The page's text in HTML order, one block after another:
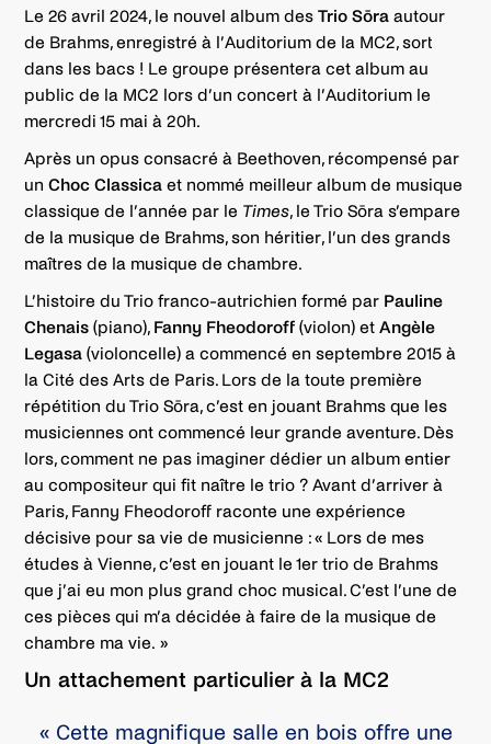
Le 26 avril 2024, le nouvel album desTrio Sōra autour
de Brahms, enregistré à l’Auditorium de la MC2, sort
dans les bacs ! Le groupe présentera cet album au
public de la MC2 lors d’un concert à l’Auditorium le
mercredi 15 mai à 20h.
Après un opus consacré à Beethoven, récompensé par
unChoc Classicaet nommé meilleur album de musique
classique de l’année par le Times, le Trio Sōra s’empare
de la musique de Brahms, son héritier, l’un des grands
maîtres de la musique de chambre.
L’histoire du Trio franco-autrichien formé par Pauline
Chenais (piano), Fanny Fheodoroff (violon) etAngèle
Legasa (violoncelle) a commencé en septembre 2015 à
la Cité des Arts de Paris. Lors de la toute première
répétition du Trio Sōra, c’est en jouant Brahms que les
musiciennes ont commencé leur grande aventure. Dès
lors, comment ne pas imaginer dédier un album entier
au compositeur qui fit naître le trio ? Avant d’arriver à
Paris, Fanny Fheodoroff raconte une expérience
décisive pour sa vie de musicienne : « Lors de mes
études à Vienne, c’est en jouant le 1er trio de Brahms
que j’ai eu mon plus grand choc musical. C’est l’une de
ces pièces qui m’a décidée à faire de la musique de
chambre ma vie. »
Un attachement particulier à la MC2
« Cette magnifique salle en bois offre une